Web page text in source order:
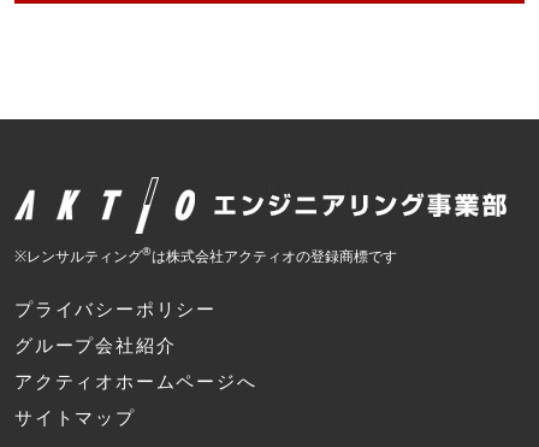
※レンサルティング®は株式会社アクティオの登録商標です
プライバシーポリシー
グループ会社紹介
アクティオホームページへ
サイトマップ